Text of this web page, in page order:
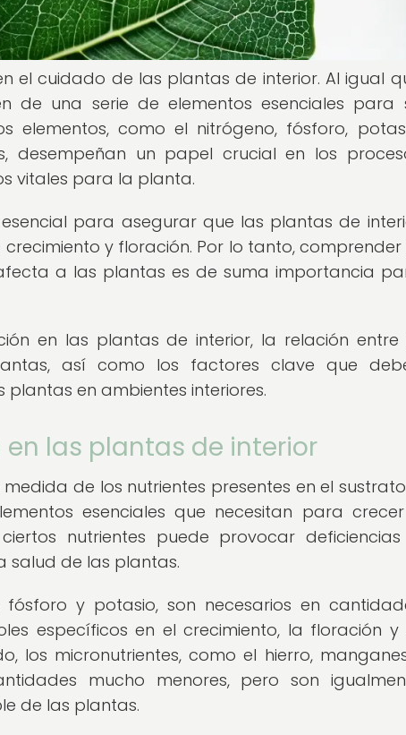
el cuidado de las plantas de interior. Al igual
de una serie de elementos esenciales para
elementos, como el nitrógeno, fósforo,
desempeñan un papel crucial en los
vitales para la planta.
para asegurar que las plantas de
y floración. Por lo tanto, comprender
a las plantas es de suma importancia
en las plantas de interior, la relación entre
así como los factores clave que
en ambientes interiores.
las plantas de interior
de los nutrientes presentes en el
esenciales que necesitan para
nutrientes puede provocar
salud de las plantas.
fósforo y potasio, son necesarios en
específicos en el crecimiento, la floración y
los micronutrientes, como el hierro,
mucho menores, pero son
de las plantas.